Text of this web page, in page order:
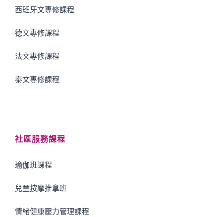
西班牙文專修課程
德文專修課程
法文專修課程
泰文專修課程
社區服務課程
瑜伽班課程
兒童按摩推拿班
情緒健康壓力管理課程